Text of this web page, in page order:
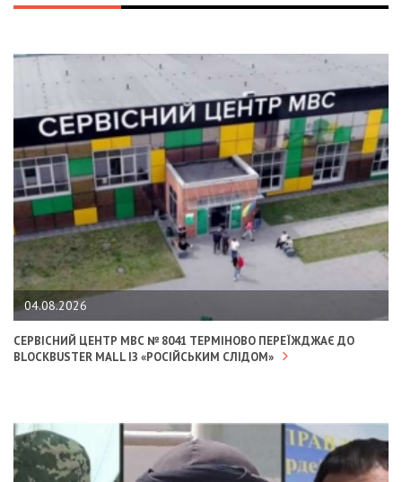
04.08.2026
СЕРВІСНИЙ ЦЕНТР МВС № 8041 ТЕРМІНОВО ПЕРЕЇЖДЖАЄ ДО
BLOCKBUSTER MALL ІЗ «РОСІЙСЬКИМ СЛІДОМ»